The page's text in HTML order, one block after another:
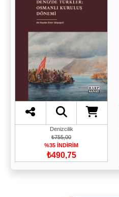
Denizcilik
₺755,00
%35 İNDİRİM
₺490,75